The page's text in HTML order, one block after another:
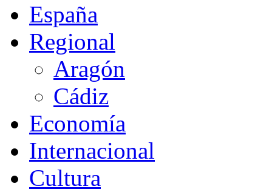
España
Regional
Aragón
Cádiz
Economía
Internacional
Cultura